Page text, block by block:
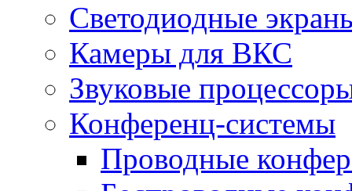
Светодиодные
Камеры для ВКС
Звуковые
Конференц-системы
Проводные